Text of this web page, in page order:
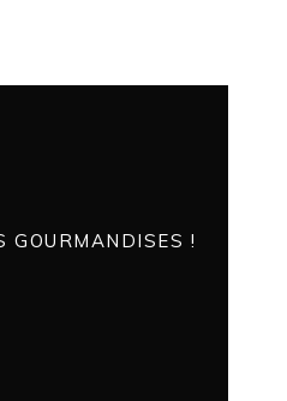
GOURMANDISES !